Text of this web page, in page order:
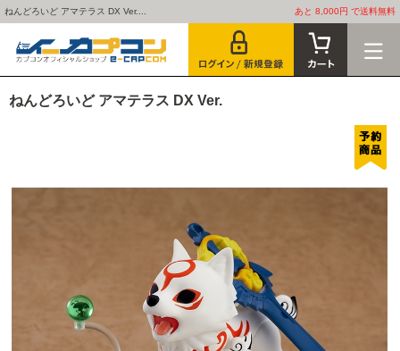
ねんどろいど アマテラス DX Ver.... あと 8,000円 で送料無料
ねんどろいど アマテラス DX Ver.